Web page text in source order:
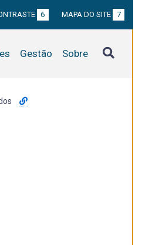
6 MAPA DO SITE 7
Gestão Sobre